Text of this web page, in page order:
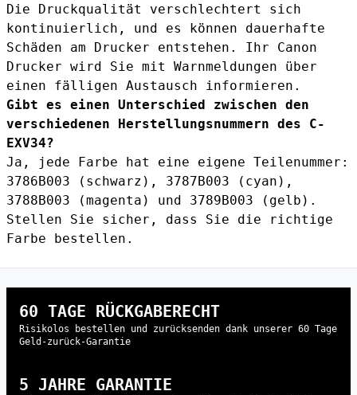
Die Druckqualität verschlechtert sich
kontinuierlich, und es können dauerhafte
Schäden am Drucker entstehen. Ihr Canon
Drucker wird Sie mit Warnmeldungen über
einen fälligen Austausch informieren.
Gibt es einen Unterschied zwischen den
verschiedenen Herstellungsnummern des C-
EXV34?
Ja, jede Farbe hat eine eigene Teilenummer:
3786B003 (schwarz), 3787B003 (cyan),
3788B003 (magenta) und 3789B003 (gelb).
Stellen Sie sicher, dass Sie die richtige
Farbe bestellen.
60 TAGE RÜCKGABERECHT
Risikolos bestellen und zurücksenden dank unserer 60 Tage
Geld-zurück-Garantie
5 JAHRE GARANTIE